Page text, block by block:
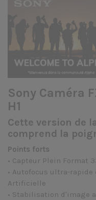
Sony Caméra
H1
Cette version de
comprend la
Points forts
• Capteur Plein Format
• Autofocus ultra-
Artificielle
• Stabilisation d'image